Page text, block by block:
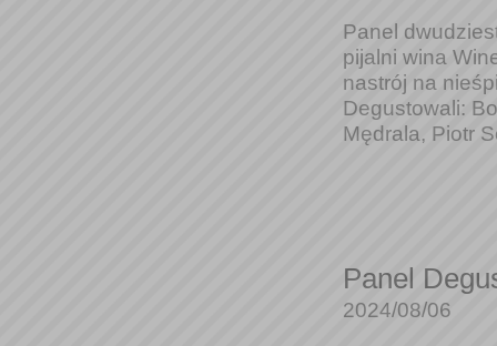
Panel
pijalni wina
nastrój na
Degustowali:
Mędrala, Piotr
Panel
2024/08/06